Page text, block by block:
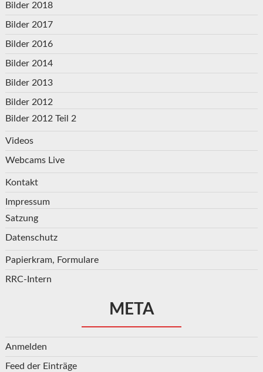
Bilder 2018
Bilder 2017
Bilder 2016
Bilder 2014
Bilder 2013
Bilder 2012
Bilder 2012 Teil 2
Videos
Webcams Live
Kontakt
Impressum
Satzung
Datenschutz
Papierkram, Formulare
RRC-Intern
META
Anmelden
Feed der Einträge